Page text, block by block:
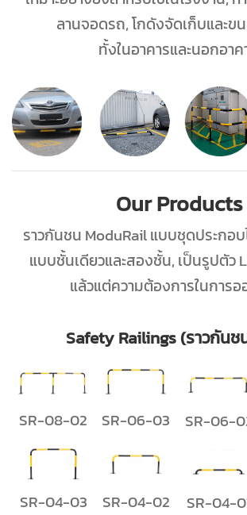
ลานจอดรถ, โกดังจัดเก็บและข
ทั้งในอาคารและนอกอาค
Our Products
ราวกันชน ModuRail แบบชุดประกอ
แบบชั้นเดียวและสองชั้น, เป็นรูปตัว
แล้วแต่ความต้องการในการ
Safety Railings (ราวกันช
SR-08-02 SR-06-03 SR-06-
SR-04-03 SR-04-02 SR-04-